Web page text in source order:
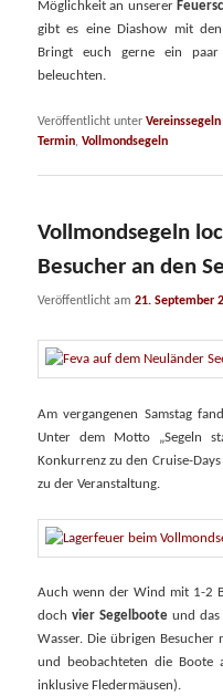
Möglichkeit an unserer
gibt es eine Diashow mit
Bringt euch gerne ein
beleuchten.
Veröffentlicht unter Vereinssegeln
Termin,Vollmondsegeln
Vollmondsegeln
Besucher an den
Veröffentlicht am21. September
Am vergangenen Samstag
Unter dem Motto „Segeln
Konkurrenz zu den Cruise-
zu der Veranstaltung.
Auch wenn der Wind mit 1-2
dochvier Segelboote und
Wasser. Die übrigen Besucher
und beobachteten die Boote
inklusive Fledermäusen).